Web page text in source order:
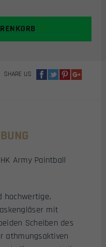
SHARE US
Army Paintball
hochwertige,
mit
Scheiben des
athmungsaktiven